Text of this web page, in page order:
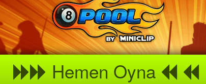
sitemizde bulabilirsiniz.Evinizde çocuklarınız ile hatta
keyif alarak oynayabilirsiniz.Bilgicik oyunda neler var
ve büyüklerin en beğendiği oyunlardan biri olma
portalında » Darts oyununu keyifle oynayabilir arkadaşlarınız
Hemen Oyna